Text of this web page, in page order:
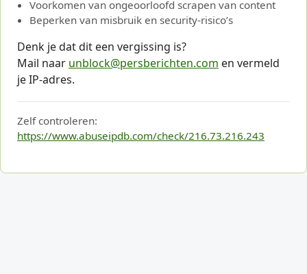
Voorkomen van ongeoorloofd scrapen van content
Beperken van misbruik en security-risico’s
Denk je dat dit een vergissing is?
Mail naar unblock@persberichten.com en vermeld
je IP-adres.
Zelf controleren:
https://www.abuseipdb.com/check/216.73.216.243